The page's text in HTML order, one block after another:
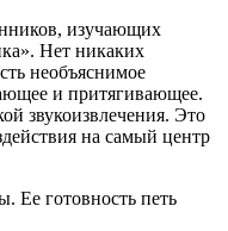
изучающих
Нет никаких
необъяснимое
и притягивающее.
звукоизвлечения. Это
на самый центр
Ее готовность петь